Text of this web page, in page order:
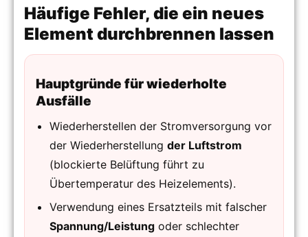
Häufige Fehler, die ein neues
Element durchbrennen lassen
Hauptgründe für wiederholte
Ausfälle
Wiederherstellen der Stromversorgung vor
der Wiederherstellung der Luftstrom
(blockierte Belüftung führt zu
Übertemperatur des Heizelements).
Verwendung eines Ersatzteils mit falscher
Spannung/Leistung oder schlechter